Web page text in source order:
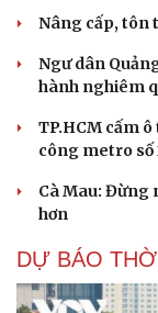
Nâng cấp, tôn
Ngư dân
hành nghiêm
TP.HCM cấm
công metro số
Cà Mau: Đừng
hơn
DỰ BÁO